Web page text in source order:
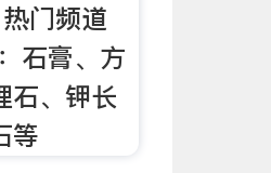
门频道
石膏、方
石、钾长
等